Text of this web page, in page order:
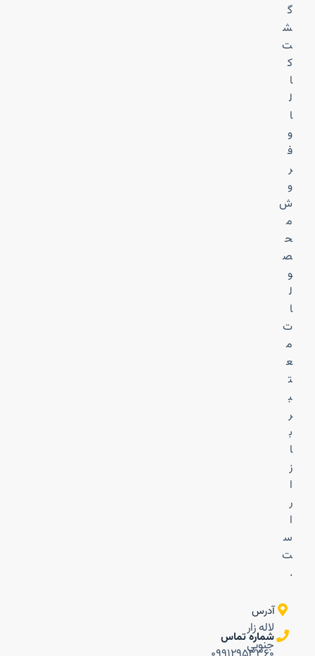
گ
ش
ت
ک
ا
ل
ا
و
ف
ر
و
ش
م
ح
ص
و
ل
ا
ت
م
ع
ت
ب
ر
ب
ا
ز
ا
ر
ا
س
ت
.
آدرس
لاله زار
جنوبی
شماره تماس